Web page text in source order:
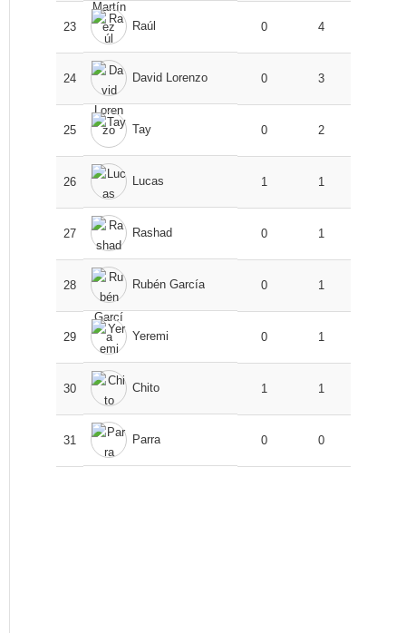
23 Raúl 0 4
24 David Lorenzo 0 3
25 Tay 0 2
26 Lucas 1 1
27 Rashad 0 1
28 Rubén García 0 1
29 Yeremi 0 1
30 Chito 1 1
31 Parra 0 0